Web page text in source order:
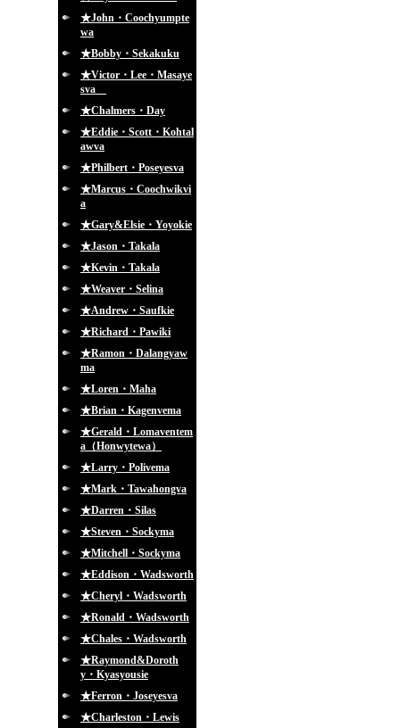
★John・Coochyumpte
wa
★Bobby・Sekakuku
★Victor・Lee・Masaye
sva
★Chalmers・Day
★Eddie・Scott・Kohtal
awva
★Philbert・Poseyesva
★Marcus・Coochwikvi
a
★Gary&Elsie・Yoyokie
★Jason・Takala
★Kevin・Takala
★Weaver・Selina
★Andrew・Saufkie
★Richard・Pawiki
★Ramon・Dalangyaw
ma
★Loren・Maha
★Brian・Kagenvema
★Gerald・Lomaventem
a（Honwytewa）
★Larry・Polivema
★Mark・Tawahongva
★Darren・Silas
★Steven・Sockyma
★Mitchell・Sockyma
★Eddison・Wadsworth
★Cheryl・Wadsworth
★Ronald・Wadsworth
★Chales・Wadsworth
★Raymond&Doroth
y・Kyasyousie
★Ferron・Joseyesva
★Charleston・Lewis